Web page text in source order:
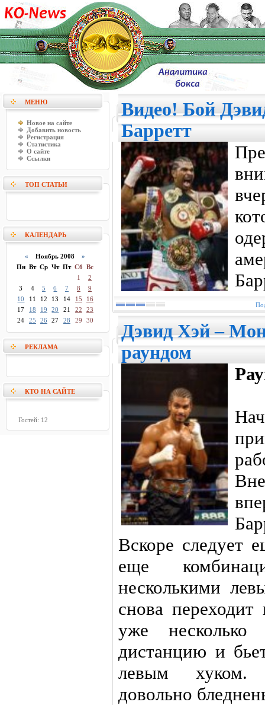
МЕНЮ
Новое на сайте
Добавить новость
Регистрация
Статистика
О сайте
Ссылки
ТОП СТАТЬИ
КАЛЕНДАРЬ
« Ноябрь 2008 »
Пн Вт Ср Чт Пт Сб Вс
1
2
3
4 5 6 7 8
9
10
11 12 13 14 15
16
17
18 19 20 21 22
23
24
25 26 27 28 29 30
РЕКЛАМА
КТО НА САЙТЕ
Гостей: 12
Видео! Бой
Барретт
Дэвид Хэй –
раундом
Вскоре следует
еще
несколькими
снова
уже несколько
дистанцию и
левым хуком.
довольно